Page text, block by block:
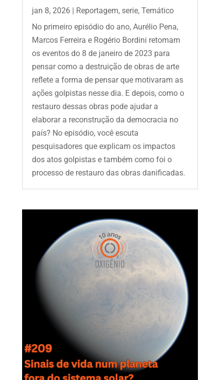
jan 8, 2026| Reportagem, serie, Temático
No primeiro episódio do ano, Aurélio Pena,
Marcos Ferreira e Rogério Bordini retomam
os eventos do 8 de janeiro de 2023 para
pensar como a destruição de obras de arte
reflete a forma de pensar que motivaram as
ações golpistas nesse dia. E depois, como o
restauro dessas obras pode ajudar a
elaborar a reconstrução da democracia no
país? No episódio, você escuta
pesquisadores que explicam os impactos
dos atos golpistas e também como foi o
processo de restauro das obras danificadas.